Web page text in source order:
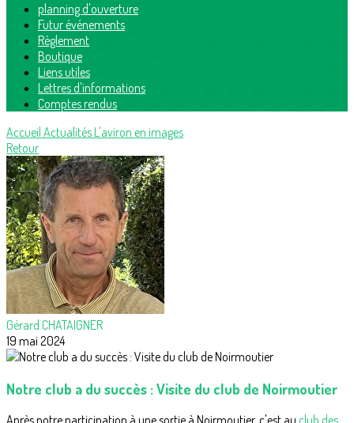
planning d'ouverture
Futur événements
Règlement
Boutique
Liens utiles
Lettres d'informations
Comptes rendus
Accueil ActualitésL'aviron en images
Retour
Gérard CHATAIGNER
19 mai 2024
Notre club a du succès : Visite du club de Noirmoutier